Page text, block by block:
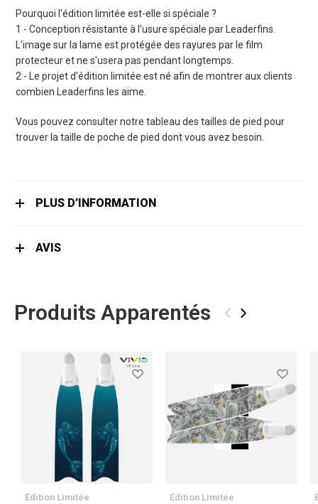
Pourquoi l'édition limitée est-elle si spéciale ?
1 - Conception résistante à l'usure spéciale par Leaderfins.
L'image sur la lame est protégée des rayures par le film
protecteur et ne s'usera pas pendant longtemps.
2 - Le projet d'édition limitée est né afin de montrer aux clients
combien Leaderfins les aime.
Vous pouvez consulter notre tableau des tailles de pied pour
trouver la taille de poche de pied dont vous avez besoin.
PLUS D’INFORMATION
AVIS
Produits Apparentés ‹ ›
Édition Limitée Édition Limitée